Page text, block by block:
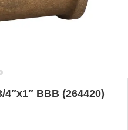
4″х1″ ВВВ (264420)